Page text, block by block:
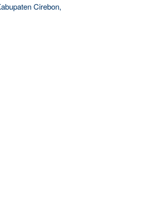
Cirebon,